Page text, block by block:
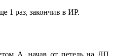
1 раз, закончив в ИР.
А, начав от петель на ДП